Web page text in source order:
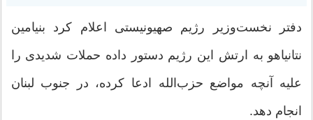
دفتر نخست‌وزیر رژیم صهیونیستی اعلام کرد بنیامین
نتانیاهو به ارتش این رژیم دستور داده حملات شدیدی را
علیه آنچه مواضع حزب‌الله ادعا کرده، در جنوب لبنان
انجام دهد.